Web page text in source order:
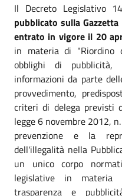
Il Decreto Legislativo
pubblicato sulla
entrato in vigore il 20
in materia di "Riordino
obblighi di pubblicità,
informazioni da parte
provvedimento,
criteri di delega previsti
legge 6 novembre 2012,
prevenzione e la
dell'illegalità nella
un unico corpo
legislative in materia
trasparenza e